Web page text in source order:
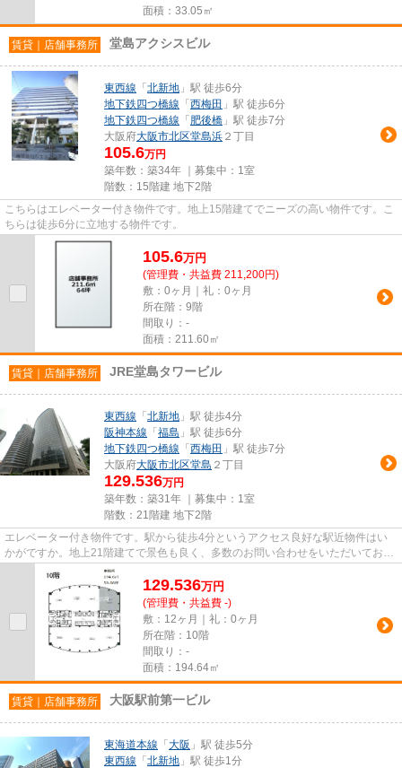
面積：33.05㎡
賃貸｜店舗事務所 堂島アクシスビル
東西線 「 北新地 」駅 徒歩6分
地下鉄四つ橋線 「 西梅田 」駅 徒歩6分
地下鉄四つ橋線 「 肥後橋 」駅 徒歩7分
大阪府大阪市北区堂島浜 ２丁目
105.6万円
築年数：築34年 ｜募集中： 1室
階数：15階建 地下2階
こちらはエレベーター付き物件です。地上15階建てでニーズの高い物件です。こ
ちらは徒歩6分に立地する物件です。
105.6万円
(管理費・共益費 211,200円)
敷：0ヶ月｜礼：0ヶ月
所在階：9階
間取り：-
面積：211.60㎡
賃貸｜店舗事務所 JRE堂島タワービル
東西線 「 北新地 」駅 徒歩4分
阪神本線 「 福島 」駅 徒歩6分
地下鉄四つ橋線 「 西梅田 」駅 徒歩7分
大阪府大阪市北区堂島 ２丁目
129.536万円
築年数：築31年 ｜募集中： 1室
階数：21階建 地下2階
エレベーター付き物件です。駅から徒歩4分というアクセス良好な駅近物件はい
かがですか。地上21階建てで景色も良く、多数のお問い合わせをいただいており
129.536万円
(管理費・共益費 -)
敷：12ヶ月｜礼：0ヶ月
所在階：10階
間取り：-
面積：194.64㎡
賃貸｜店舗事務所 大阪駅前第一ビル
東海道本線 「 大阪 」駅 徒歩5分
東西線 「 北新地 」駅 徒歩1分